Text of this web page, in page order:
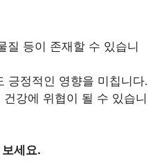
질 등이 존재할 수 있습니
긍정적인 영향을 미칩니다.
강에 위협이 될 수 있습니
세요.